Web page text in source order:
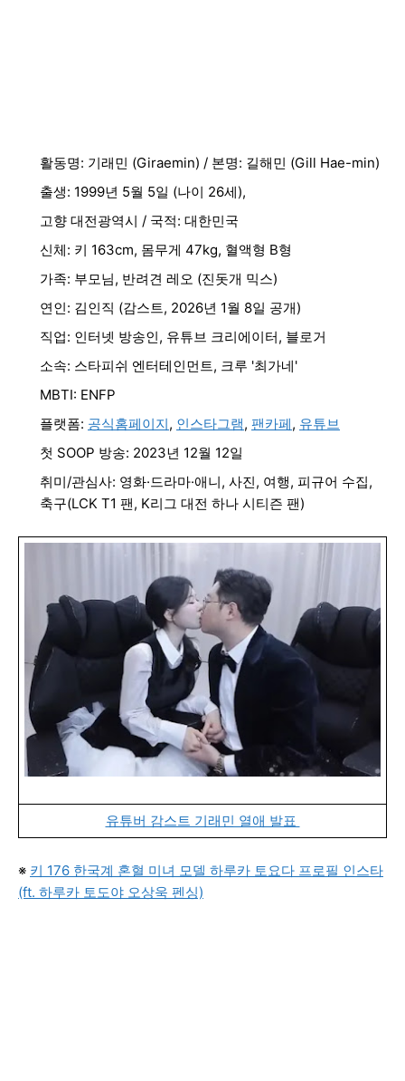
활동명: 기래민 (Giraemin) / 본명: 길해민 (Gill Hae-min)
출생: 1999년 5월 5일 (나이 26세),
고향 대전광역시 / 국적: 대한민국
신체: 키 163cm, 몸무게 47kg, 혈액형 B형
가족: 부모님, 반려견 레오 (진돗개 믹스)
연인: 김인직 (감스트, 2026년 1월 8일 공개)
직업: 인터넷 방송인, 유튜브 크리에이터, 블로거
소속: 스타피쉬 엔터테인먼트, 크루 '최가네'
MBTI: ENFP
플랫폼: 공식홈페이지, 인스타그램, 팬카페, 유튜브
첫 SOOP 방송: 2023년 12월 12일
취미/관심사: 영화·드라마·애니, 사진, 여행, 피규어 수집,
축구(LCK T1 팬, K리그 대전 하나 시티즌 팬)
유튜버 감스트 기래민 열애 발표
※ 키 176 한국계 혼혈 미녀 모델 하루카 토요다 프로필 인스타
(ft. 하루카 토도야 오상욱 펜싱)